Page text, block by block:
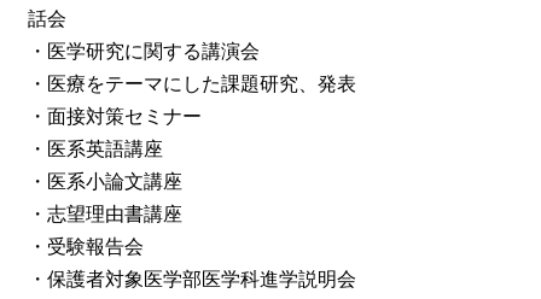
話会
・医学研究に関する講演会
・医療をテーマにした課題研究、発表
・面接対策セミナー
・医系英語講座
・医系小論文講座
・志望理由書講座
・受験報告会
・保護者対象医学部医学科進学説明会